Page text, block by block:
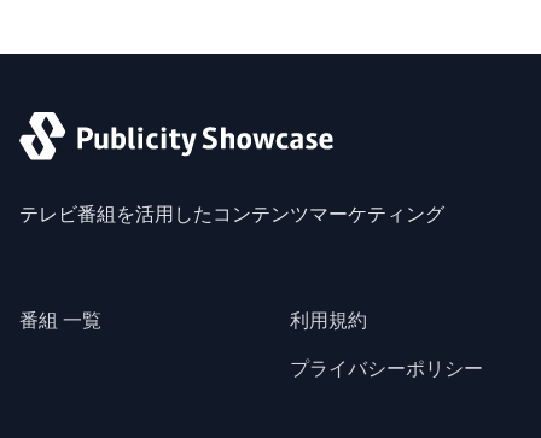
テレビ番組を活用したコンテンツマーケティング
番組 一覧
利用規約
プライバシーポリシー